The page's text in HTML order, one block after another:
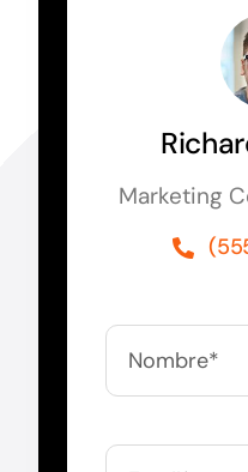
Marketing